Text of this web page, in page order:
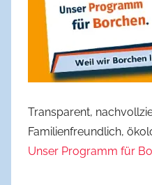
Transparent,
Familienfreundlich,
Unser Programm für